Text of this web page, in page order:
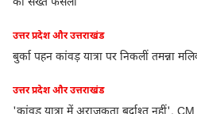
उत्तर प्रदेश और उत्तराखंड
बुर्का पहन कांवड़ यात्रा पर निकलीं तमन्ना
उत्तर प्रदेश और उत्तराखंड